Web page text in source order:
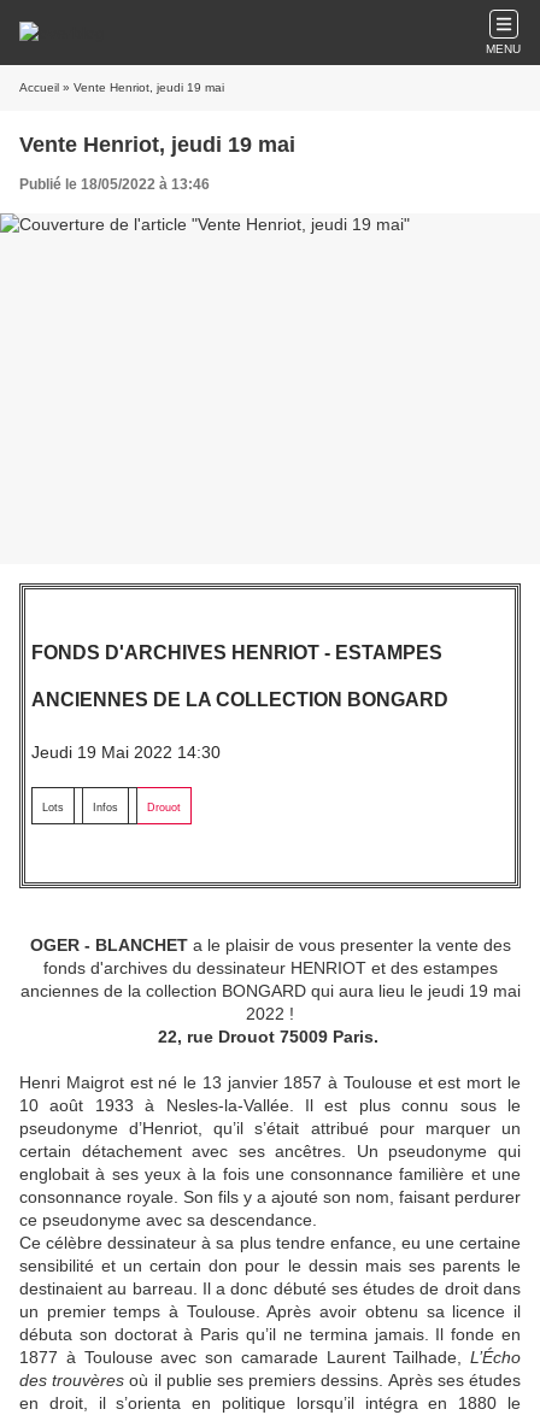
MENU
Accueil » Vente Henriot, jeudi 19 mai
Vente Henriot, jeudi 19 mai
Publié le 18/05/2022 à 13:46
FONDS D'ARCHIVES HENRIOT - ESTAMPES
ANCIENNES DE LA COLLECTION BONGARD
Jeudi 19 Mai 2022 14:30
Lots Infos Drouot
OGER - BLANCHET a le plaisir de vous presenter la vente des
fonds d'archives du dessinateur HENRIOT et des estampes
anciennes de la collection BONGARD qui aura lieu le jeudi 19 mai
2022 !
22, rue Drouot 75009 Paris.
Henri Maigrot est né le 13 janvier 1857 à Toulouse et est mort le
10 août 1933 à Nesles-la-Vallée. Il est plus connu sous le
pseudonyme d’Henriot, qu’il s’était attribué pour marquer un
certain détachement avec ses ancêtres. Un pseudonyme qui
englobait à ses yeux à la fois une consonnance familière et une
consonnance royale. Son fils y a ajouté son nom, faisant perdurer
ce pseudonyme avec sa descendance.
Ce célèbre dessinateur à sa plus tendre enfance, eu une certaine
sensibilité et un certain don pour le dessin mais ses parents le
destinaient au barreau. Il a donc débuté ses études de droit dans
un premier temps à Toulouse. Après avoir obtenu sa licence il
débuta son doctorat à Paris qu’il ne termina jamais. Il fonde en
1877 à Toulouse avec son camarade Laurent Tailhade,
L’Écho
des trouvères où il publie ses premiers dessins. Après ses études
en droit, il s’orienta en politique lorsqu’il intégra en 1880 le